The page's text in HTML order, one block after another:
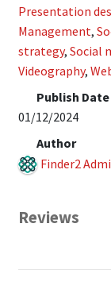
Presentation
Management,
strategy, Social
Videography,
Publish Date
01/12/2024
Author
Finder2
Reviews